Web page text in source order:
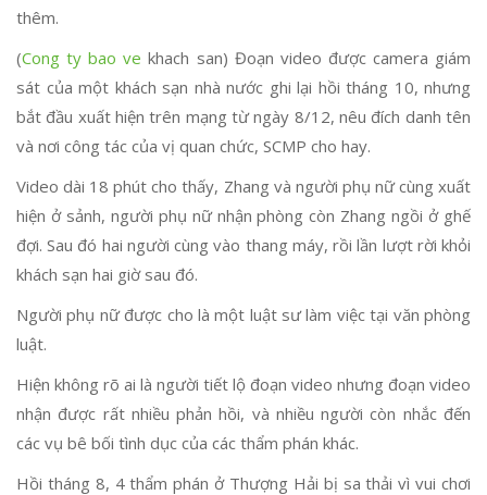
thêm.
(Cong ty bao ve khach san) Đoạn video được camera giám
sát của một khách sạn nhà nước ghi lại hồi tháng 10, nhưng
bắt đầu xuất hiện trên mạng từ ngày 8/12, nêu đích danh tên
và nơi công tác của vị quan chức, SCMP cho hay.
Video dài 18 phút cho thấy, Zhang và người phụ nữ cùng xuất
hiện ở sảnh, người phụ nữ nhận phòng còn Zhang ngồi ở ghế
đợi. Sau đó hai người cùng vào thang máy, rồi lần lượt rời khỏi
khách sạn hai giờ sau đó.
Người phụ nữ được cho là một luật sư làm việc tại văn phòng
luật.
Hiện không rõ ai là người tiết lộ đoạn video nhưng đoạn video
nhận được rất nhiều phản hồi, và nhiều người còn nhắc đến
các vụ bê bối tình dục của các thẩm phán khác.
Hồi tháng 8, 4 thẩm phán ở Thượng Hải bị sa thải vì vui chơi